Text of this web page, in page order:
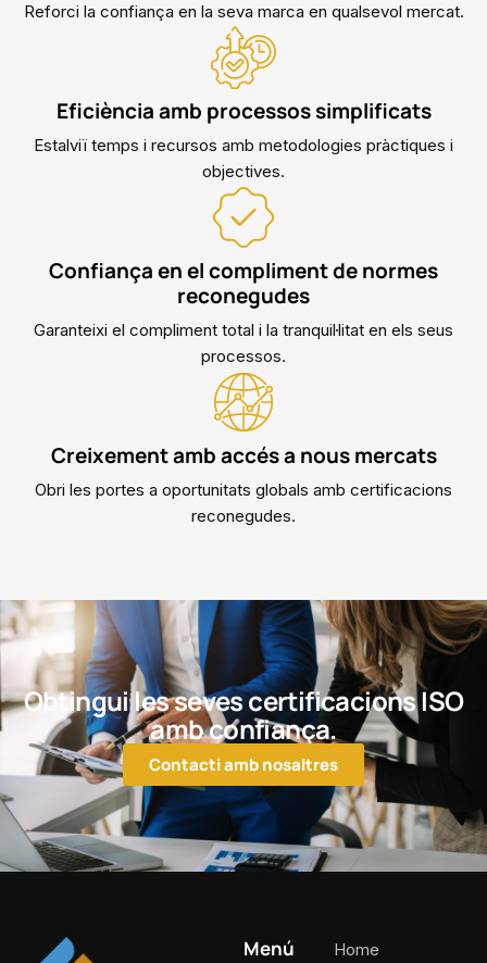
Reforci la confiança en la seva marca en qualsevol mercat.
Eficiència amb processos simplificats
Estalviï temps i recursos amb metodologies pràctiques i
objectives.
Confiança en el compliment de normes
reconegudes
Garanteixi el compliment total i la tranquil·litat en els seus
processos.
Creixement amb accés a nous mercats
Obri les portes a oportunitats globals amb certificacions
reconegudes.
Obtingui les seves certificacions ISO
amb confiança.
Contacti amb nosaltres
Menú
Home